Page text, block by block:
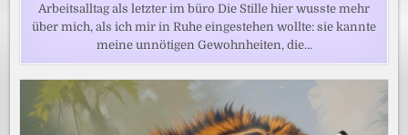
Arbeitsalltag als letzter im büro Die Stille hier wusste mehr
über mich, als ich mir in Ruhe eingestehen wollte: sie kannte
meine unnötigen Gewohnheiten, die…